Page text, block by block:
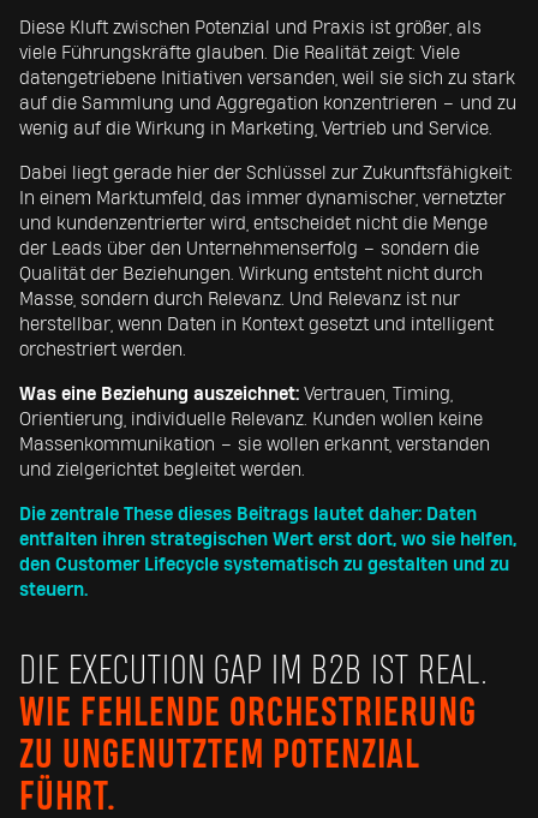
Diese Kluft zwischen Potenzial und Praxis ist größer, als
viele Führungskräfte glauben. Die Realität zeigt: Viele
datengetriebene Initiativen versanden, weil sie sich zu stark
auf die Sammlung und Aggregation konzentrieren – und zu
wenig auf die Wirkung in Marketing, Vertrieb und Service.
Dabei liegt gerade hier der Schlüssel zur Zukunftsfähigkeit:
In einem Marktumfeld, das immer dynamischer, vernetzter
und kundenzentrierter wird, entscheidet nicht die Menge
der Leads über den Unternehmenserfolg – sondern die
Qualität der Beziehungen. Wirkung entsteht nicht durch
Masse, sondern durch Relevanz. Und Relevanz ist nur
herstellbar, wenn Daten in Kontext gesetzt und intelligent
orchestriert werden.
Was eine Beziehung auszeichnet: Vertrauen, Timing,
Orientierung, individuelle Relevanz. Kunden wollen keine
Massenkommunikation – sie wollen erkannt, verstanden
und zielgerichtet begleitet werden.
Die zentrale These dieses Beitrags lautet daher: Daten
entfalten ihren strategischen Wert erst dort, wo sie helfen,
den Customer Lifecycle systematisch zu gestalten und zu
steuern.
DIE EXECUTION GAP IM B2B IST REAL.
WIE FEHLENDE ORCHESTRIERUNG
ZU UNGENUTZTEM POTENZIAL
FÜHRT.